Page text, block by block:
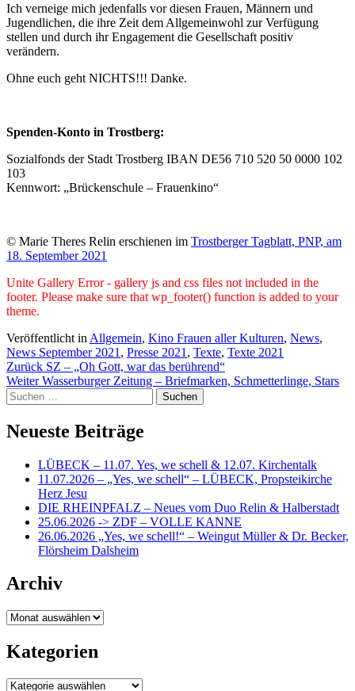
Ich verneige mich jedenfalls vor diesen Frauen, Männern und
Jugendlichen, die ihre Zeit dem Allgemeinwohl zur Verfügung
stellen und durch ihr Engagement die Gesellschaft positiv
verändern.
Ohne euch geht NICHTS!!! Danke.
Spenden-Konto in Trostberg:
Sozialfonds der Stadt Trostberg IBAN DE56 710 520 50 0000 102
103
Kennwort: „Brückenschule – Frauenkino“
© Marie Theres Relin erschienen im Trostberger Tagblatt, PNP, am
18. September 2021
Unite Gallery Error - gallery js and css files not included in the
footer. Please make sure that wp_footer() function is added to your
theme.
Veröffentlicht in Allgemein, Kino Frauen aller Kulturen, News,
News September 2021 , Presse 2021 , Texte, Texte 2021
Beitragsnavigation
Zurück SZ – „Oh Gott, war das berührend“
WeiterWasserburger Zeitung – Briefmarken, Schmetterlinge, Stars
Suchen
nach:
Neueste Beiträge
LÜBECK – 11.07. Yes, we schell & 12.07. Kirchentalk
11.07.2026 – „Yes, we schell“ – LÜBECK, Propsteikirche
Herz Jesu
DIE RHEINPFALZ – Neues vom Duo Relin & Halberstadt
25.06.2026 -> ZDF – VOLLE KANNE
26.06.2026 „Yes, we schell!“ – Weingut Müller & Dr. Becker,
Flörsheim Dalsheim
Archiv
Archiv
Kategorien
Kategorien